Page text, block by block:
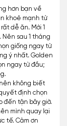
hơn bạn về
khoẻ mạnh từ
dễ ăn. Mới 1
sau 1 tháng
giống ngay từ
ý nhất. Golden
ngay từ đầu;
không biết
định chọn
đến tận bây giờ.
mình quay lại
tế. Cảm ơn